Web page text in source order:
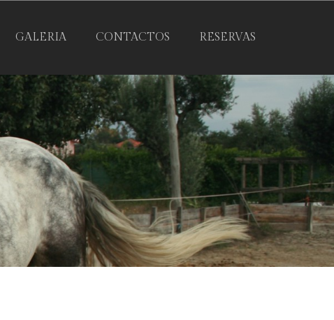
GALERIA CONTACTOS RESERVAS